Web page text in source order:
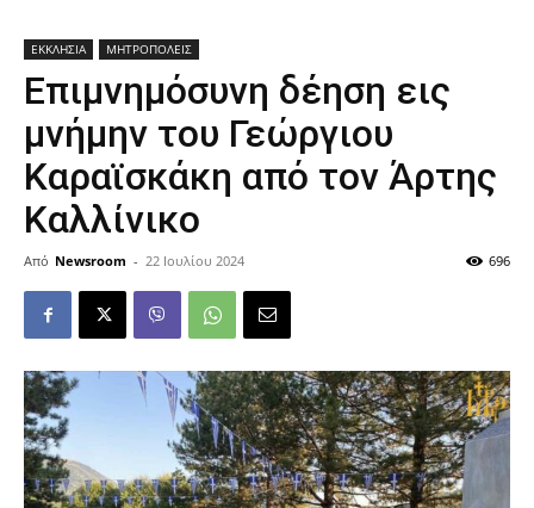
ΕΚΚΛΗΣΙΑ ΜΗΤΡΟΠΟΛΕΙΣ
Επιμνημόσυνη δέηση εις
μνήμην του Γεώργιου
Καραϊσκάκη από τον Άρτης
Καλλίνικο
Από Newsroom - 22 Ιουλίου 2024 696